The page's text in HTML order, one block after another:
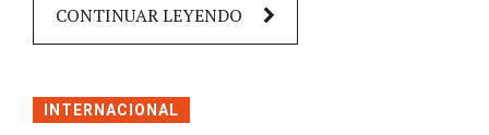
CONTINUAR LEYENDO
INTERNACIONAL